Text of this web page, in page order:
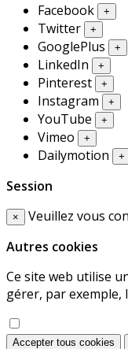
Facebook +
Twitter +
GooglePlus +
LinkedIn +
Pinterest +
Instagram +
YouTube +
Vimeo +
Dailymotion +
Session
×
Veuillez vous
Autres cookies
Ce site web utilise
gérer, par exemple,
Accepter tous cookies